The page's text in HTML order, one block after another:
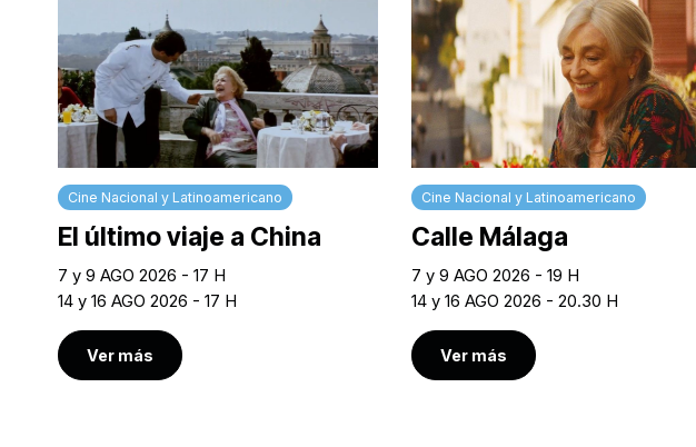
Cine Nacional y Latinoamericano
El último viaje a China
7 y 9 AGO 2026 - 17 H
14 y 16 AGO 2026 - 17 H
Ver más
Cine Nacional y Latinoamericano
Calle Málaga
7 y 9 AGO 2026 - 19 H
14 y 16 AGO 2026 - 20.30 H
Ver más